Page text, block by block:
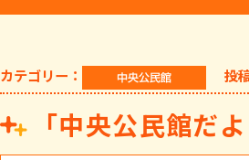
カテゴリー： 投
「中央公民館だ